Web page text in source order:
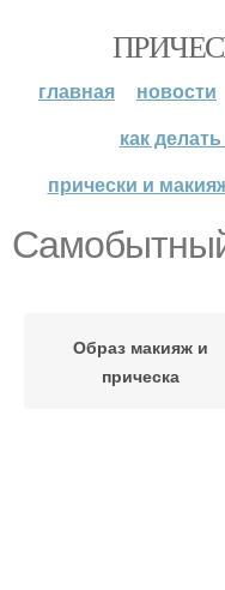
главная новости
как
прически и
Образ макияж и
прическа